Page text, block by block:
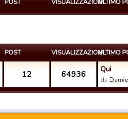
POST VISUALIZZAZIONIULTIMO
POST VISUALIZZAZIONIULTIMO
12 64936 Qui
da